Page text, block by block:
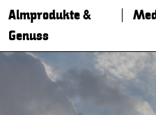
Almprodukte &
Genuss